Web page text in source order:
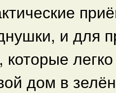
и для
которые
дом в